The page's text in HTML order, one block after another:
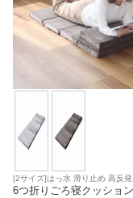
[2サイズ]はっ水 滑り止め 高反発
6つ折りごろ寝クッショ